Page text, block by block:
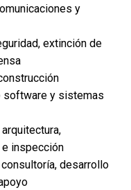
y
extinción de
software y sistemas
inspección
desarrollo